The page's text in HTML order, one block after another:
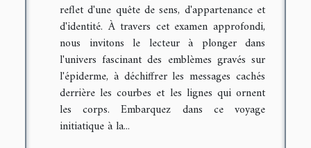
reflet d'une quête de sens, d'appartenance et
d'identité. À travers cet examen approfondi,
nous invitons le lecteur à plonger dans
l'univers fascinant des emblèmes gravés sur
l'épiderme, à déchiffrer les messages cachés
derrière les courbes et les lignes qui ornent
les corps. Embarquez dans ce voyage
initiatique à la...